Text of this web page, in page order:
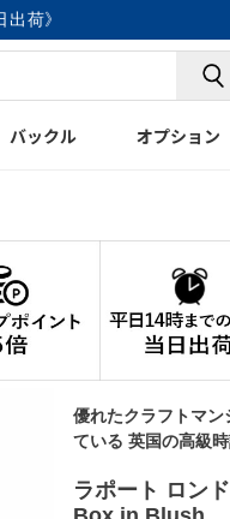
荷》
バックル オプション
優れたクラフトマ
ている 英国の高級
ラポート ロン